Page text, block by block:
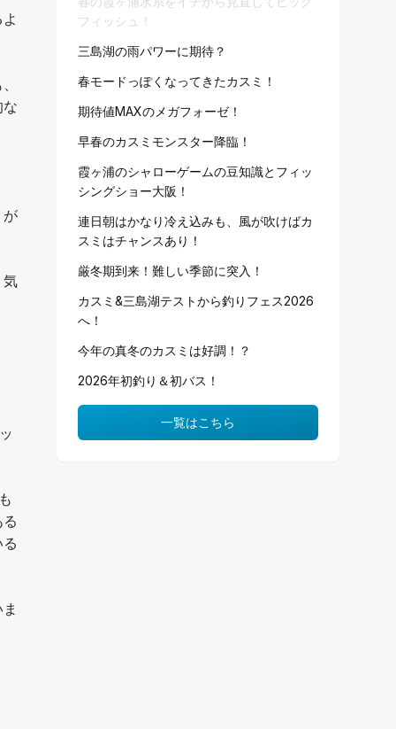
が
気
フィッシュ！
三島湖の雨パワーに期待？
春モードっぽくなってきたカスミ！
期待値MAXのメガフォーゼ！
早春のカスミモンスター降臨！
霞ヶ浦のシャローゲームの豆知識とフィッ
シングショー大阪！
連日朝はかなり冷え込みも、風が吹けばカ
スミはチャンスあり！
厳冬期到来！難しい季節に突入！
カスミ&三島湖テストから釣りフェス2026
へ！
今年の真冬のカスミは好調！？
2026年初釣り＆初バス！
一覧はこちら